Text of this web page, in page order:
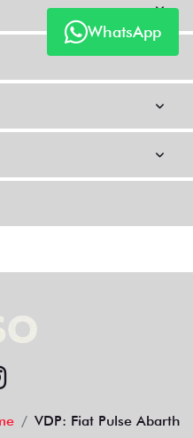
WhatsApp
VDP: Fiat Pulse Abarth